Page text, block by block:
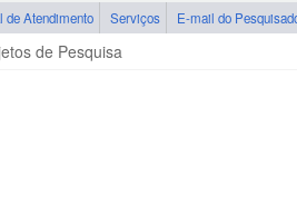
de Atendimento Serviços E-mail do
de Pesquisa